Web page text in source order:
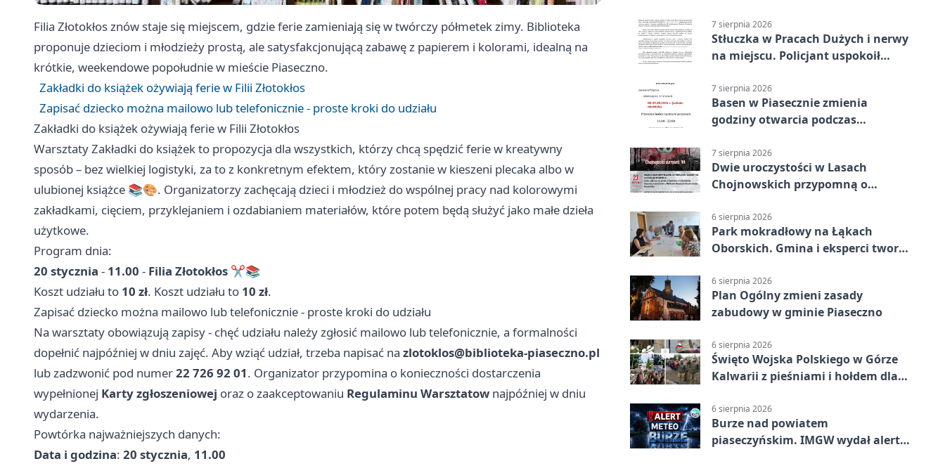
Filia Złotokłos znów staje się miejscem, gdzie ferie zamieniają się w twórczy półmetek zimy. Biblioteka
proponuje dzieciom i młodzieży prostą, ale satysfakcjonującą zabawę z papierem i kolorami, idealną na
krótkie, weekendowe popołudnie w mieście Piaseczno.
Zakładki do książek ożywiają ferie w Filii Złotokłos
Zapisać dziecko można mailowo lub telefonicznie - proste kroki do udziału
Zakładki do książek ożywiają ferie w Filii Złotokłos
Warsztaty Zakładki do książek to propozycja dla wszystkich, którzy chcą spędzić ferie w kreatywny
sposób – bez wielkiej logistyki, za to z konkretnym efektem, który zostanie w kieszeni plecaka albo w
ulubionej książce 📚🎨. Organizatorzy zachęcają dzieci i młodzież do wspólnej pracy nad kolorowymi
zakładkami, cięciem, przyklejaniem i ozdabianiem materiałów, które potem będą służyć jako małe dzieła
użytkowe.
Program dnia:
20 stycznia - 11.00 - Filia Złotokłos ✂️📚
Koszt udziału to 10 zł. Koszt udziału to 10 zł.
Zapisać dziecko można mailowo lub telefonicznie - proste kroki do udziału
Na warsztaty obowiązują zapisy - chęć udziału należy zgłosić mailowo lub telefonicznie, a formalności
dopełnić najpóźniej w dniu zajęć. Aby wziąć udział, trzeba napisać na zlotoklos@biblioteka-piaseczno.pl
lub zadzwonić pod numer22 726 92 01. Organizator przypomina o konieczności dostarczenia
wypełnionej Karty zgłoszeniowej oraz o zaakceptowaniu Regulaminu Warsztatow najpóźniej w dniu
wydarzenia.
Powtórka najważniejszych danych:
Data i godzina: 20 stycznia, 11.00
7 sierpnia 2026
Stłuczka w Pracach Dużych i nerwy
na miejscu. Policjant uspokoił
7 sierpnia 2026
Basen w Piasecznie zmienia
godziny otwarcia podczas
7 sierpnia 2026
Dwie uroczystości w Lasach
Chojnowskich przypomną o
6 sierpnia 2026
Park mokradłowy na Łąkach
Oborskich. Gmina i eksperci tworzą
6 sierpnia 2026
Plan Ogólny zmieni zasady
zabudowy w gminie Piaseczno
6 sierpnia 2026
Święto Wojska Polskiego w Górze
Kalwarii z pieśniami i hołdem dla
6 sierpnia 2026
Burze nad powiatem
piaseczyńskim. IMGW wydał alert